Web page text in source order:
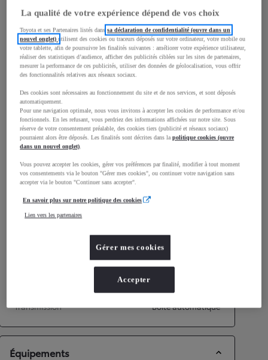
Largeur
1 745mm
Consommation mixte
Émissions CO2
92g/km
Performances
Accélération 0-100km/h
Roues motrices avant
Transmission
Boîte automatique
Équipements
La qualité de votre expérience dépend de vos choix
Toyota et ses Partenaires listés danssa déclaration de confidentialité (ouvre dans un
nouvel onglet)utilisent des cookies ou traceurs déposés sur votre ordinateur, votre mobile ou
votre tablette, afin de poursuivre les finalités suivantes : améliorer votre expérience utilisateur,
réaliser des statistiques d’audience, afficher des publicités ciblées sur les sites de partenaires,
mesurer la performance de ces publicités, utiliser des données de géolocalisation, vous offrir
des fonctionnalités relatives aux réseaux sociaux.
Des cookies sont nécessaires au fonctionnement du site et de nos services, et sont déposés
automatiquement.
Pour une navigation optimale, nous vous invitons à accepter les cookies de performance et/ou
fonctionnels. En les refusant, vous perdriez des informations affichées sur notre site. Sous
réserve de votre consentement préalable, des cookies tiers (publicité et réseaux sociaux)
pourraient alors être déposés. Les finalités sont décrites dans lapolitique cookies (ouvre
dans un nouvel onglet)
Vous pouvez accepter les cookies, gérer vos préférences par finalité, modifier à tout moment
vos consentements via le bouton "Gérer mes cookies", ou continuer votre navigation sans
accepter via le bouton "Continuer sans accepter".
En savoir plus sur notre politique des cookies
Lien vers les partenaires
Gérer mes cookies
Accepter